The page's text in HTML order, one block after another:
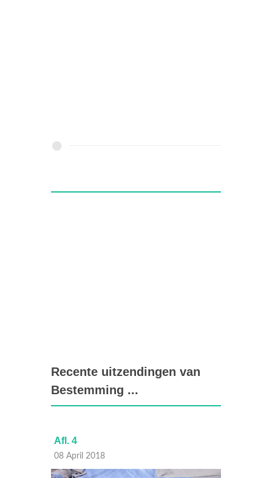
Recente uitzendingen van
Bestemming ...
Afl. 4
08 April 2018